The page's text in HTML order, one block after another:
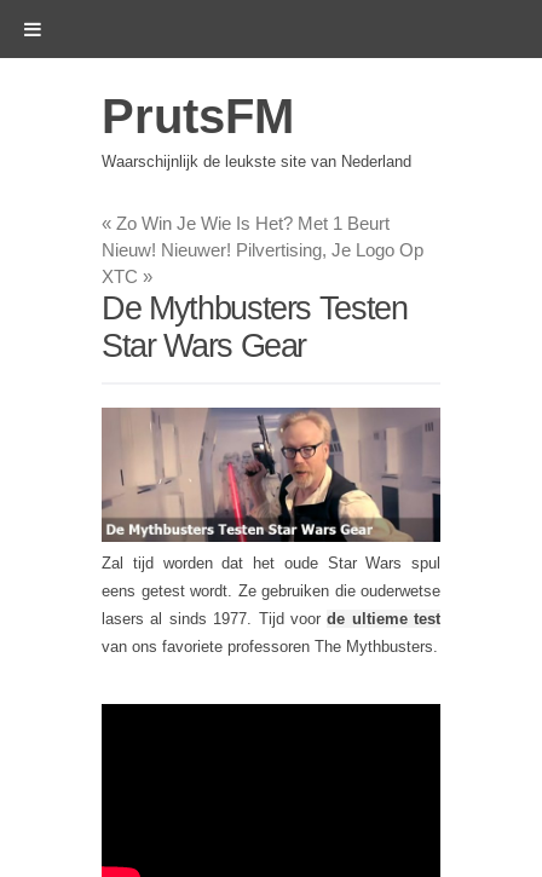
PrutsFM
Waarschijnlijk de leukste site van Nederland
« Zo Win Je Wie Is Het? Met 1 Beurt
Nieuw! Nieuwer! Pilvertising, Je Logo Op
XTC »
De Mythbusters Testen
Star Wars Gear
Zal tijd worden dat het oude Star Wars spul
eens getest wordt. Ze gebruiken die ouderwetse
lasers al sinds 1977. Tijd voorde ultieme test
van ons favoriete professoren The Mythbusters.